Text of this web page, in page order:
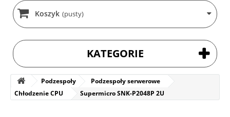
Koszyk (pusty)
KATEGORIE
Podzespoły
Podzespoły serwerowe
Chłodzenie CPU
Supermicro SNK-P2048P 2U